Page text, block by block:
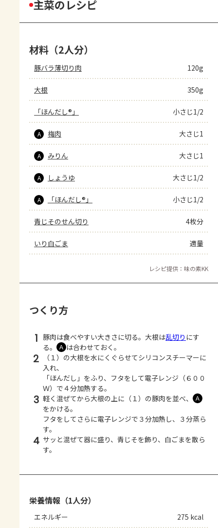
主菜のレシピ
材料（2人分）
豚バラ薄切り肉 120g
大根 350g
「ほんだし®」 小さじ1/2
A 梅肉 大さじ1
A みりん 大さじ1
A しょうゆ 大さじ1/2
A 「ほんだし®」 小さじ1/2
青じそのせん切り 4枚分
いり白ごま 適量
レシピ提供：味の素KK
つくり方
1 豚肉は食べやすい大きさに切る。大根は乱切り にす
る。
Ａ は合わせておく。
2
（１）の大根を水にくぐらせてシリコンスチーマーに
入れ、
「ほんだし」をふり、フタをして電子レンジ（６００
Ｗ）で４分加熱する。
3 軽く混ぜてから大根の上に（１）の豚肉を並べ、 Ａ
をかける。
フタをしてさらに電子レンジで３分加熱し、３分蒸ら
す。
4 サッと混ぜて器に盛り、青じそを飾り、白ごまを散ら
す。
栄養情報（1人分）
エネルギー 275 kcal